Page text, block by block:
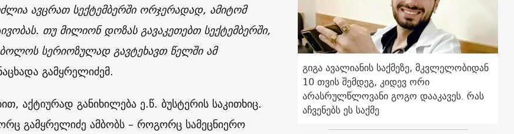
ავცრათ სექტემბერში ორჯერადად, ამიტომ
თუ მილიონ დოზას გავაკეთებთ სექტემბერში,
ბოლოს სერიოზულად გავტეხავთ წელში ამ
გამყრელიძემ.
აქტიურად განიხილება ე.წ. ბუსტერის საკითხიც.
გამყრელიძე ამბობს – როგორც სამეცნიერო
გიგა ავალიანის საქმეზე, მკვლელობიდან
10 თვის შემდეგ, კიდევ ორი
არასრულწლოვანი გოგო დააკავეს. რას
აჩვენებს ეს საქმე